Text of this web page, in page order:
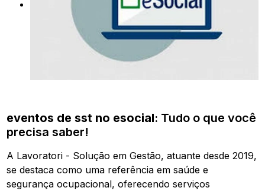
eventos de sst no esocial: Tudo o que você
precisa saber!
A Lavoratori - Solução em Gestão, atuante desde 2019,
se destaca como uma referência em saúde e
segurança ocupacional, oferecendo serviços